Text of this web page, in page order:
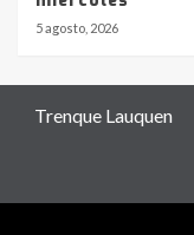
5 agosto, 2026
Trenque Lauquen